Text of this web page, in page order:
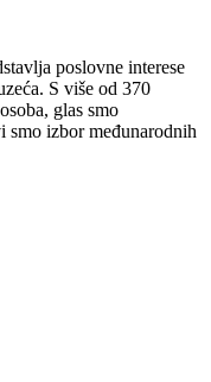
poslovne interese
S više od 370
glas smo
smo izbor međunarodnih